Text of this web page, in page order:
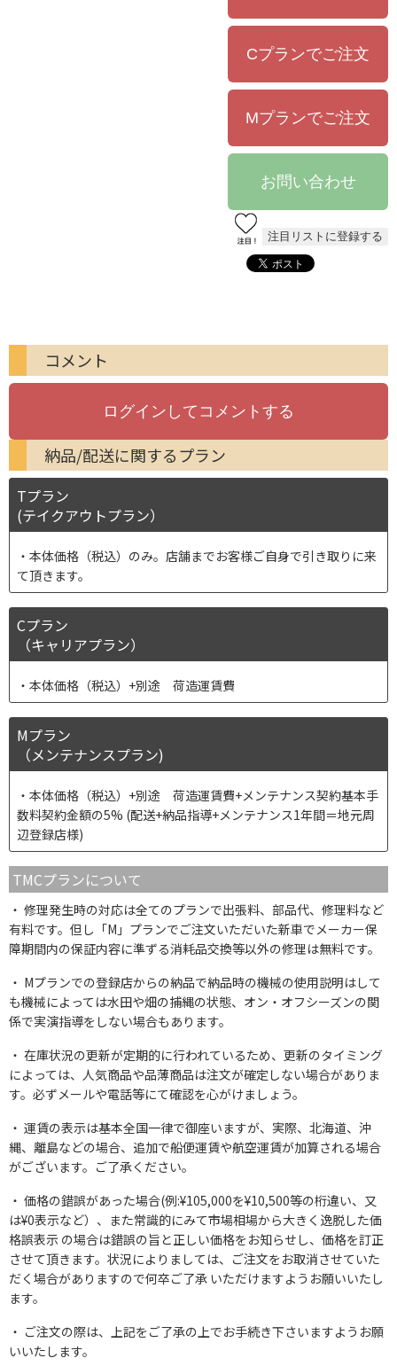
コメント
納品/配送に関するプラン
Tプラン
(テイクアウトプラン）
本体価格（税込）のみ。店舗までお客様ご自身で引き取りに来
て頂きます。
Cプラン
（キャリアプラン）
本体価格（税込）+別途 荷造運賃費
Mプラン
（メンテナンスプラン)
本体価格（税込）+別途 荷造運賃費+メンテナンス契約基本手
数料契約金額の5% (配送+納品指導+メンテナンス1年間＝地元周
辺登録店様)
TMCプランについて
修理発生時の対応は全てのプランで出張料、部品代、修理料など
有料です。但し「M」プランでご注文いただいた新車でメーカー保
障期間内の保証内容に準ずる消耗品交換等以外の修理は無料です。
Mプランでの登録店からの納品で納品時の機械の使用説明はして
も機械によっては水田や畑の捕縄の状態、オン・オフシーズンの関
係で実演指導をしない場合もあります。
在庫状況の更新が定期的に行われているため、更新のタイミング
によっては、人気商品や品薄商品は注文が確定しない場合がありま
す。必ずメールや電話等にて確認を心がけましょう。
運賃の表示は基本全国一律で御座いますが、実際、北海道、沖
縄、離島などの場合、追加で船便運賃や航空運賃が加算される場合
がございます。ご了承ください。
価格の錯誤があった場合(例:¥105,000を¥10,500等の桁違い、又
は¥0表示など）、また常識的にみて市場相場から大きく逸脱した価
格誤表示 の場合は錯誤の旨と正しい価格をお知らせし、価格を訂正
させて頂きます。状況によりましては、ご注文をお取消させていた
だく場合がありますので何卒ご了承 いただけますようお願いいたし
ます。
ご注文の際は、上記をご了承の上でお手続き下さいますようお願
いいたします。